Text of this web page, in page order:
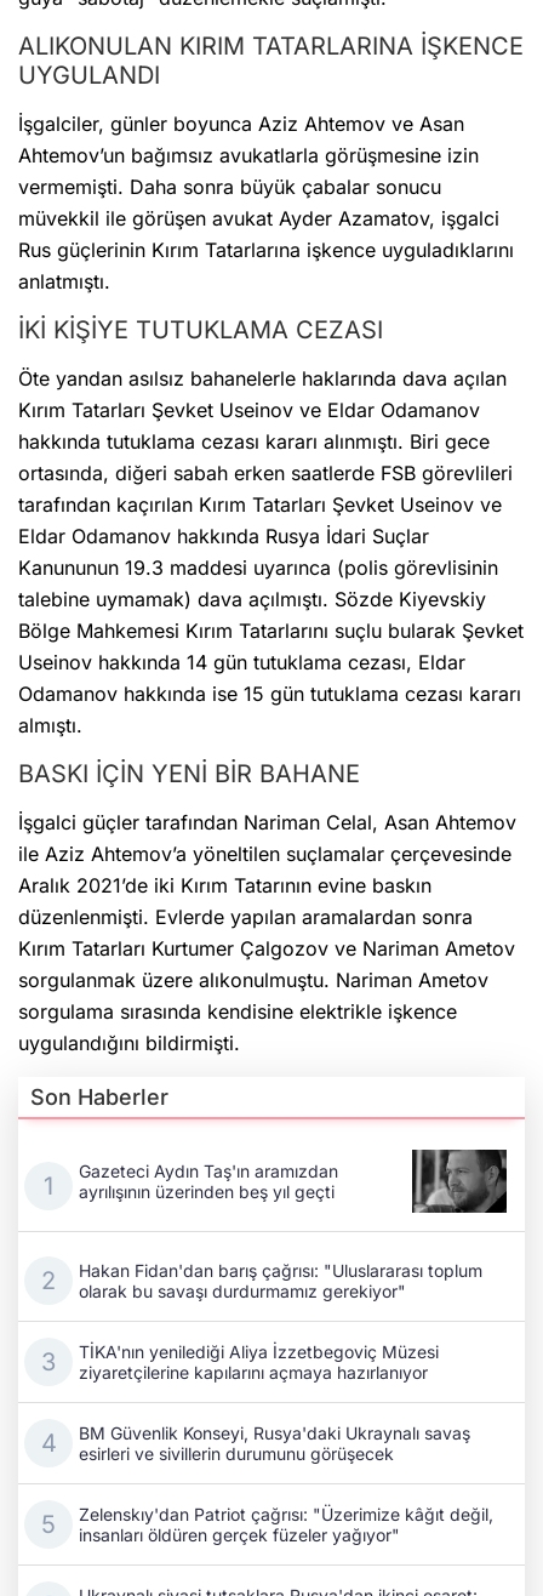
ALIKONULAN KIRIM TATARLARINA İŞKENCE
UYGULANDI
İşgalciler, günler boyunca Aziz Ahtemov ve Asan
Ahtemov’un bağımsız avukatlarla görüşmesine izin
vermemişti. Daha sonra büyük çabalar sonucu
müvekkil ile görüşen avukat Ayder Azamatov, işgalci
Rus güçlerinin Kırım Tatarlarına işkence uyguladıklarını
anlatmıştı.
İKİ KİŞİYE TUTUKLAMA CEZASI
Öte yandan asılsız bahanelerle haklarında dava açılan
Kırım Tatarları Şevket Useinov ve Eldar Odamanov
hakkında tutuklama cezası kararı alınmıştı. Biri gece
ortasında, diğeri sabah erken saatlerde FSB görevlileri
tarafından kaçırılan Kırım Tatarları Şevket Useinov ve
Eldar Odamanov hakkında Rusya İdari Suçlar
Kanununun 19.3 maddesi uyarınca (polis görevlisinin
talebine uymamak) dava açılmıştı. Sözde Kiyevskiy
Bölge Mahkemesi Kırım Tatarlarını suçlu bularak Şevket
Useinov hakkında 14 gün tutuklama cezası, Eldar
Odamanov hakkında ise 15 gün tutuklama cezası kararı
almıştı.
BASKI İÇİN YENİ BİR BAHANE
İşgalci güçler tarafından Nariman Celal, Asan Ahtemov
ile Aziz Ahtemov’a yöneltilen suçlamalar çerçevesinde
Aralık 2021’de iki Kırım Tatarının evine baskın
düzenlenmişti. Evlerde yapılan aramalardan sonra
Kırım Tatarları Kurtumer Çalgozov ve Nariman Ametov
sorgulanmak üzere alıkonulmuştu. Nariman Ametov
sorgulama sırasında kendisine elektrikle işkence
uygulandığını bildirmişti.
Son Haberler
Gazeteci Aydın Taş'ın aramızdan
ayrılışının üzerinden beş yıl geçti
Hakan Fidan'dan barış çağrısı: "Uluslararası toplum
olarak bu savaşı durdurmamız gerekiyor"
TİKA'nın yenilediği Aliya İzzetbegoviç Müzesi
ziyaretçilerine kapılarını açmaya hazırlanıyor
BM Güvenlik Konseyi, Rusya'daki Ukraynalı savaş
esirleri ve sivillerin durumunu görüşecek
Zelenskıy'dan Patriot çağrısı: "Üzerimize kâğıt değil,
insanları öldüren gerçek füzeler yağıyor"